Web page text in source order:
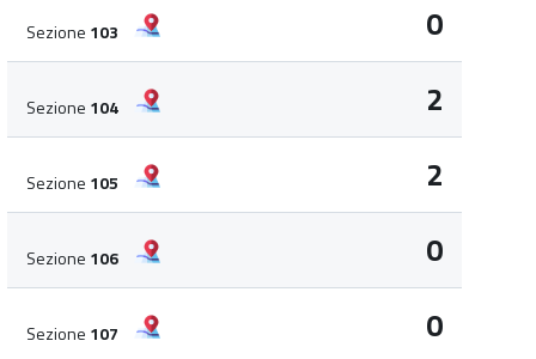
Sezione 103 0
Sezione 104 2
Sezione 105 2
Sezione 106 0
Sezione 107 0